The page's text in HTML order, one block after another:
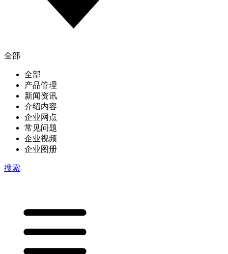
全部
全部
产品管理
新闻资讯
介绍内容
企业网点
常见问题
企业视频
企业图册
搜索